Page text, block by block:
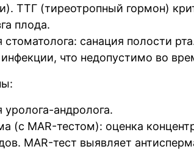
ТТГ (тиреотропный гормон)
плода.
стоматолога: санация полости
что недопустимо во
уролога-андролога.
(с MAR-тестом): оценка
MAR-тест выявляет